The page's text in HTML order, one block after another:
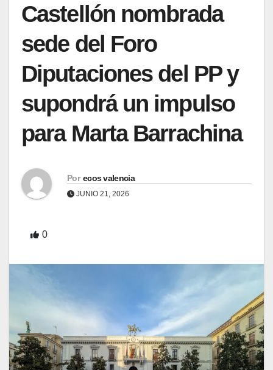
Castellón nombrada
sede del Foro
Diputaciones del PP y
supondrá un impulso
para Marta Barrachina
Por ecos valencia
JUNIO 21, 2026
0